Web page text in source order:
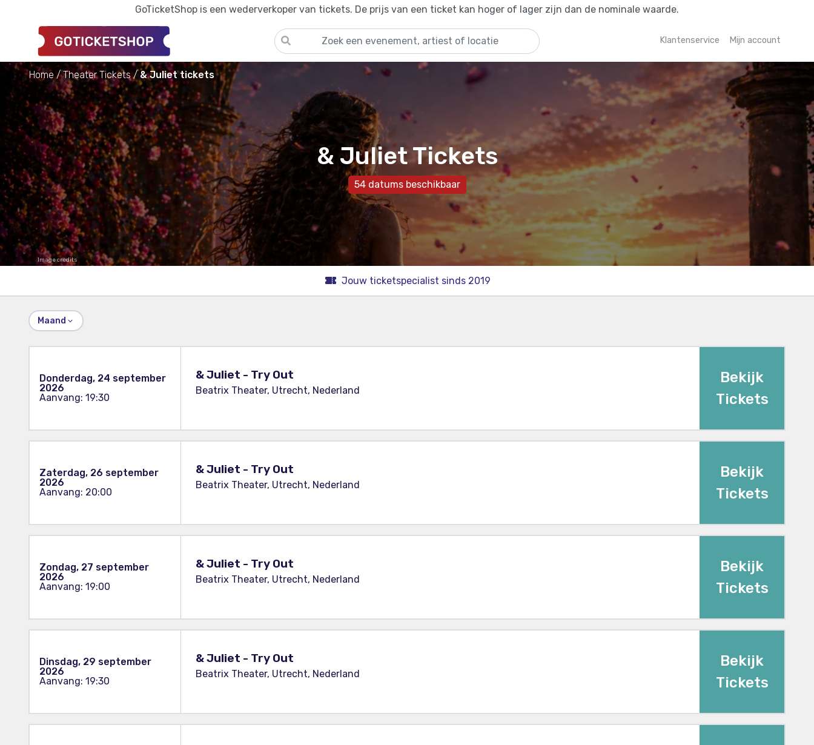
GoTicketShop is een wederverkoper van tickets. De prijs van een ticket kan hoger of lager zijn dan de nominale waarde.
Klantenservice Mijn account
Home Theater Tickets & Juliet tickets
& Juliet Tickets
54 datums beschikbaar
Image credits
Jouw ticketspecialist sinds 2019
Maand
Donderdag, 24 september
2026
Aanvang: 19:30
& Juliet - Try Out
Beatrix Theater, Utrecht, Nederland
Bekijk
Tickets
Zaterdag, 26 september
2026
Aanvang: 20:00
& Juliet - Try Out
Beatrix Theater, Utrecht, Nederland
Bekijk
Tickets
Zondag, 27 september
2026
Aanvang: 19:00
& Juliet - Try Out
Beatrix Theater, Utrecht, Nederland
Bekijk
Tickets
Dinsdag, 29 september
2026
Aanvang: 19:30
& Juliet - Try Out
Beatrix Theater, Utrecht, Nederland
Bekijk
Tickets